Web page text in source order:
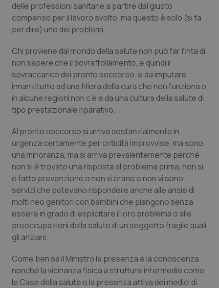
Psoriasi & pelle
Quotidiano Chirurgia
Quotidiano Oncologia
Quotidiano Pediatria
Rene & patologie urogenitali
Salute orale & impianti
Sangue & coagulazione
Tiroide
Tumore al seno
Tumore ovarico
delle professioni sanitarie a partire dal giusto
compenso per il lavoro svolto, ma questo è solo (si fa
per dire) uno dei problemi.
Chi proviene dal mondo della salute non può far finta di
non sapere che il sovraffollamento, e quindi il
sovraccarico dei pronto soccorso, e da imputare
innanzitutto ad una filiera della cura che non funziona o
in alcune regioni non c’è e da una cultura della salute di
tipo prestazionale riparativo.
Al pronto soccorso si arriva sostanzialmente in
urgenza certamente per criticità improvvise, ma sono
una minoranza, ma si arriva prevalentemente perché
non si è trovato una risposta al problema prima, non si
è fatto prevenzione o non vi erano e non vi sono
servizi che potevano rispondere anche alle ansie di
molti neo genitori con bambini che piangono senza
essere in grado di esplicitare il loro problema o alle
preoccupazioni della salute di un soggetto fragile quali
gli anziani.
Come ben sa il Ministro la presenza è la conoscenza
nonché la vicinanza fisica a strutture intermedie come
le Case della salute o la presenza attiva dei medici di